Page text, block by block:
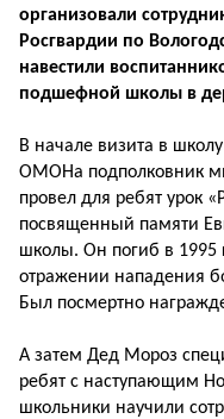
организовали
Росгвардии по
навестили
подшефной школы в
В начале визита в
ОМОНа подполковник
провел для ребят урок
посвященный памяти
школы. Он погиб в 1995
отражении нападения
Был посмертно
А затем Дед Мороз
ребят с наступающим
школьники научили